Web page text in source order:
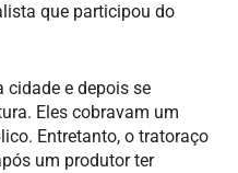
que participou do
cidade e depois se
Eles cobravam um
Entretanto, o tratoraço
um produtor ter